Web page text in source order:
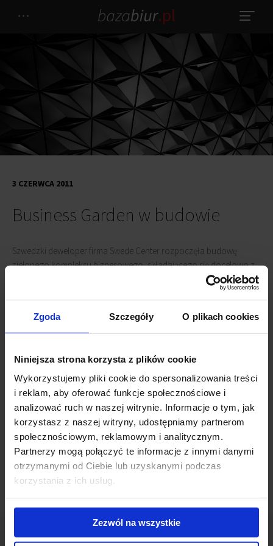
Zgoda Szczegóły O plikach cookies
Niniejsza strona korzysta z plików cookie
Wykorzystujemy pliki cookie do spersonalizowania treści
i reklam, aby oferować funkcje społecznościowe i
analizować ruch w naszej witrynie. Informacje o tym, jak
korzystasz z naszej witryny, udostępniamy partnerom
społecznościowym, reklamowym i analitycznym.
Partnerzy mogą połączyć te informacje z innymi danymi
otrzymanymi od Ciebie lub uzyskanymi podczas
korzystania z ich usług.
Zezwól na wszystkie
Business Garden w budowie
3 CZERWCA 2011
Szwedzki deweloper firma Swede Center rozpoczęła budowę
zielonego kompleksu biznesowego, składającego się docelowo z
siedmiu budynków o łącznej powierzchni najmu 90 000 m2.
Projekt realizowany będzie zgodnie ze standardami systemu
certyfikacji LEED. W pierwszej fazie powstaną dwa budynki o
na biura, handel, usługi, centrum konferencyjne i hotel.
Kompleks zapewni także do dyspozycji swoich przyszłych
najemców około 1500 podziemnych miejsc parkingowych. Dwa
pierwsze budynki oddane zostaną do użytku w trzecim kwartale
2012 roku. Cały kompleks ma być gotowy do 2015 roku.
Generalnym wykonawcą jest firma Hochtief Polska.